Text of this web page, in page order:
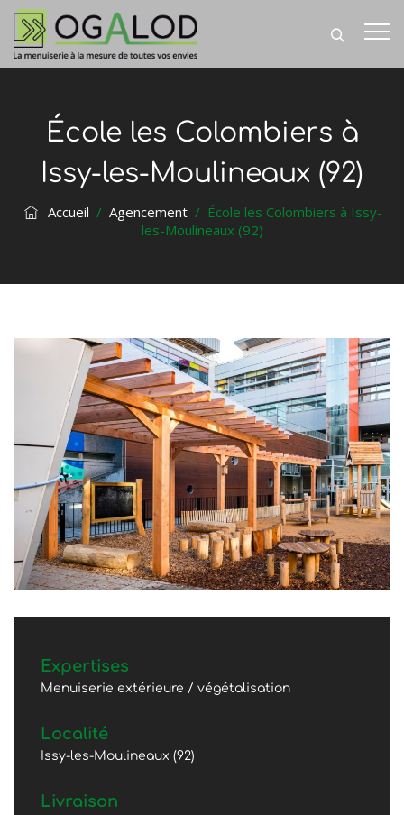
École les Colombiers à
Issy-les-Moulineaux (92)
Accueil / Agencement / École les Colombiers à Issy-
les-Moulineaux (92)
Expertises
Menuiserie extérieure / végétalisation
Localité
Issy-les-Moulineaux (92)
Livraison